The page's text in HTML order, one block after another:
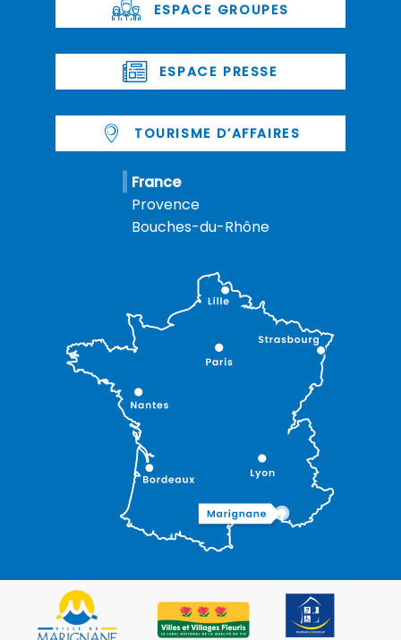
ESPACE GROUPES
ESPACE PRESSE
TOURISME D’AFFAIRES
France
Provence
Bouches-du-Rhône